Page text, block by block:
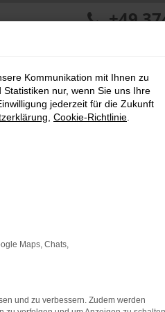
+49
einem anderen Browser oder
Kommunikation mit Ihnen zu
nur, wenn Sie uns Ihre
jederzeit für die Zukunft
Cookie-Richtlinie
Maps, Chats,
und zu verbessern. Zudem werden